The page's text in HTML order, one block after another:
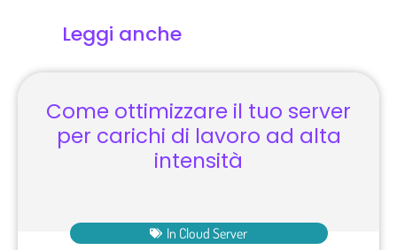
Leggi anche
Come ottimizzare il tuo server
per carichi di lavoro ad alta
intensità
In Cloud Server